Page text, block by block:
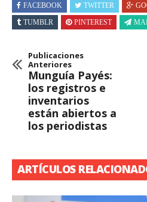
FACEBOOK TWITTER
TUMBLR
PINTEREST
Publicaciones
Anteriores
Munguía Payés:
los registros e
inventarios
están abiertos a
los periodistas
ARTÍCULOS